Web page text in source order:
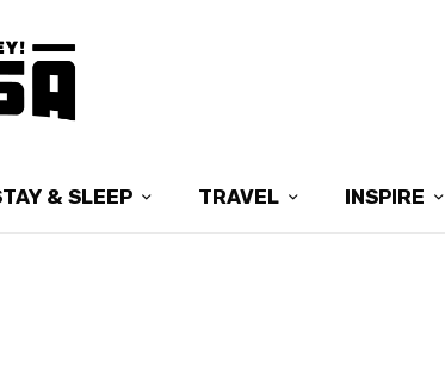
& SLEEP TRAVEL INSPIRE